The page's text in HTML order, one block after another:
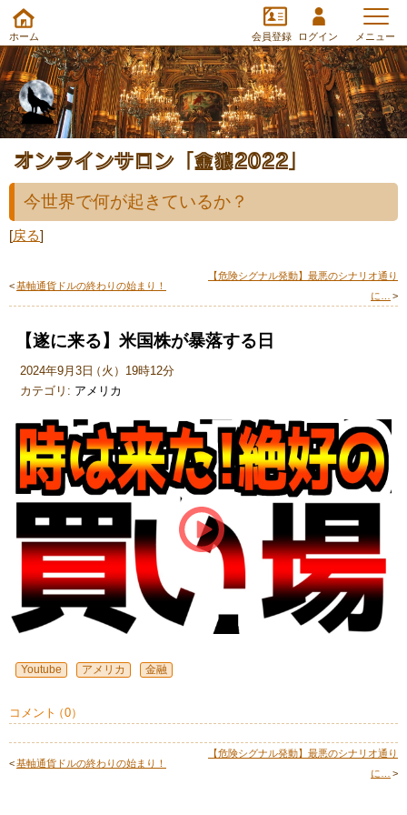
オンラインサロン「金狼2022」
今世界で何が起きているか？
[戻る]
<基軸通貨ドルの終わりの始まり！
【危険シグナル発動】最悪のシナリオ通り
に…
>
【遂に来る】米国株が暴落する日
2024年9月3日（ 火 ） 19時12分
カテゴリ: アメリカ
Youtube アメリカ 金融
コメント（0）
<基軸通貨ドルの終わりの始まり！
【危険シグナル発動】最悪のシナリオ通り
に…
>
ホーム 会員登録 ログイン メニュー